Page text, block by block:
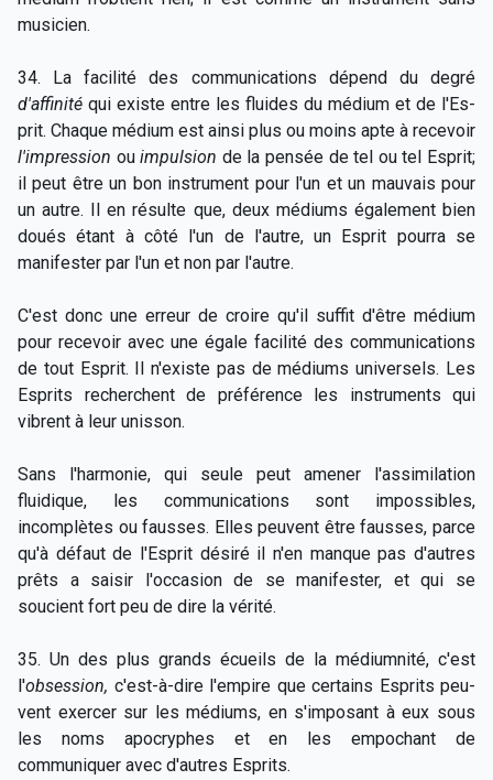
musicien.
34. La facilité des communications dépend du degré
d'affinité qui existe entre les fluides du médium et de l'Es-
prit. Chaque médium est ainsi plus ou moins apte à recevoir
l'impression ouimpulsion de la pensée de tel ou tel Esprit;
il peut être un bon instrument pour l'un et un mauvais pour
un autre. Il en résulte que, deux médiums également bien
doués étant à côté l'un de l'autre, un Esprit pourra se
manifester par l'un et non par l'autre.
C'est donc une erreur de croire qu'il suffit d'être médium
pour recevoir avec une égale facilité des communications
de tout Esprit. Il n'existe pas de médiums universels. Les
Esprits recherchent de préférence les instruments qui
vibrent à leur unisson.
Sans l'harmonie, qui seule peut amener l'assimilation
fluidique, les communications sont impossibles,
incomplètes ou fausses. Elles peuvent être fausses, parce
qu'à défaut de l'Esprit désiré il n'en manque pas d'autres
prêts a saisir l'occasion de se manifester, et qui se
soucient fort peu de dire la vérité.
35. Un des plus grands écueils de la médiumnité, c'est
l'obsession, c'est-à-dire l'empire que certains Esprits peu-
vent exercer sur les médiums, en s'imposant à eux sous
les noms apocryphes et en les empochant de
communiquer avec d'autres Esprits.